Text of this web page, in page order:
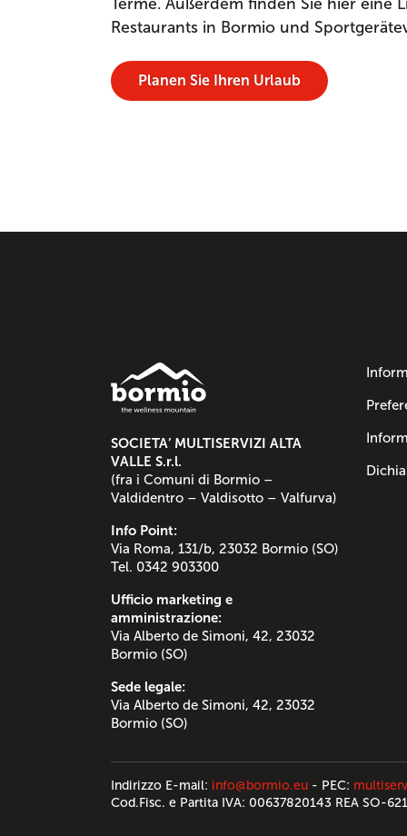
Restaurants in Bormio und
Planen Sie Ihren Urlaub
SOCIETA’ MULTISERVIZI ALTA
VALLE S.r.l.
(fra i Comuni di Bormio –
Valdidentro – Valdisotto – Valfurva)
Info Point:
Via Roma, 131/b, 23032 Bormio (SO)
Tel. 0342 903300
Ufficio marketing e
amministrazione:
Via Alberto de Simoni, 42, 23032
Bormio (SO)
Sede legale:
Via Alberto de Simoni, 42, 23032
Bormio (SO)
Indirizzo E-mail: info@bormio.eu - PEC:
Cod.Fisc. e Partita IVA: 00637820143 REA SO-